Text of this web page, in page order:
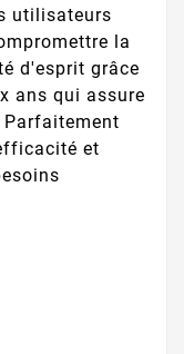
utilisateurs
la
d'esprit grâce
ans qui assure
et